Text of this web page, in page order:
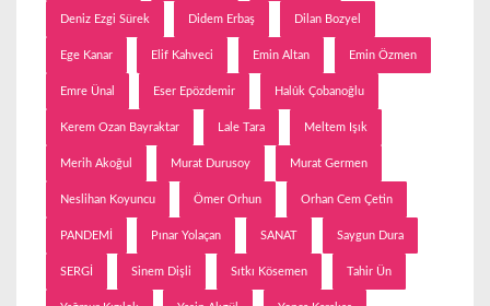
Deniz Ezgi Sürek Didem Erbaş Dilan Bozyel
Ege Kanar Elif Kahveci Emin Altan Emin Özmen
Emre Ünal Eser Epözdemir Halûk Çobanoğlu
Kerem Ozan Bayraktar Lale Tara Meltem Işık
Merih Akoğul Murat Durusoy Murat Germen
Neslihan Koyuncu Ömer Orhun Orhan Cem Çetin
PANDEMİ Pınar Yolaçan SANAT Saygun Dura
SERGİ Sinem Dişli Sıtkı Kösemen Tahir Ün